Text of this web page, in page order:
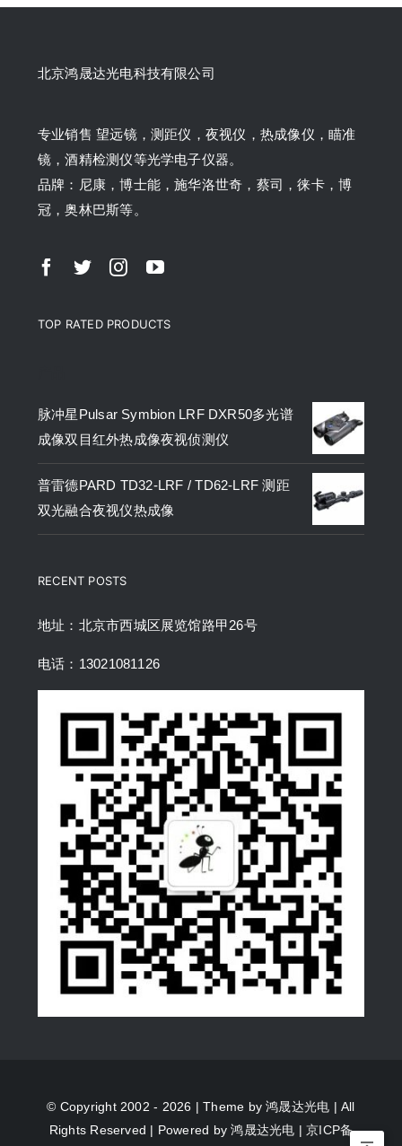
北京鸿晟达光电科技有限公司
专业销售 望远镜，测距仪，夜视仪，热成像仪，瞄准
镜，酒精检测仪等光学电子仪器。
品牌：尼康，博士能，施华洛世奇，蔡司，徕卡，博
冠，奥林巴斯等。
TOP RATED PRODUCTS
脉冲星Pulsar Symbion LRF DXR50多光谱
成像双目红外热成像夜视侦测仪
普雷德PARD TD32-LRF / TD62-LRF 测距
双光融合夜视仪热成像
RECENT POSTS
地址：北京市西城区展览馆路甲26号
电话：13021081126
© Copyright 2002 - 2026 | Theme by鸿晟达光电 | All
Rights Reserved | Powered by鸿晟达光电 |京ICP备